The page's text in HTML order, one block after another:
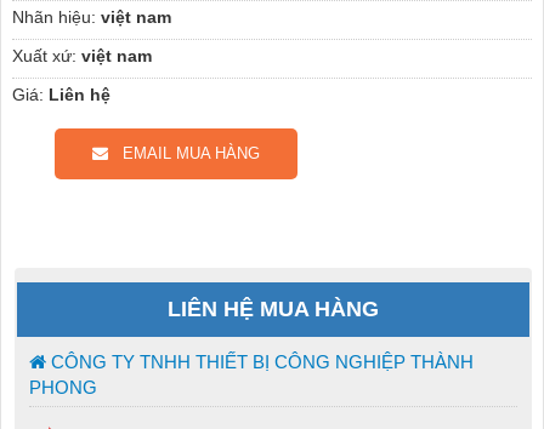
Nhãn hiệu: việt nam
Xuất xứ: việt nam
Giá: Liên hệ
EMAIL MUA HÀNG
LIÊN HỆ MUA HÀNG
CÔNG TY TNHH THIẾT BỊ CÔNG NGHIỆP THÀNH
PHONG